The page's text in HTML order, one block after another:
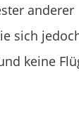
anderer
sich
keine